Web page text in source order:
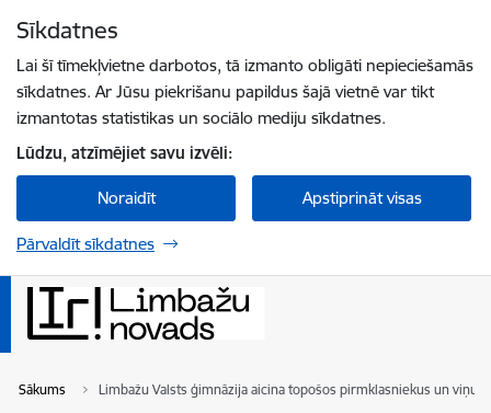
Sīkdatnes
Lai šī tīmekļvietne darbotos, tā izmanto obligāti nepieciešamās
sīkdatnes. Ar Jūsu piekrišanu papildus šajā vietnē var tikt
izmantotas statistikas un sociālo mediju sīkdatnes.
Lūdzu, atzīmējiet savu izvēli:
Noraidīt Apstiprināt visas
Pārvaldīt sīkdatnes
Sākums Limbažu Valsts ģimnāzija aicina topošos pirmklasniekus un viņu